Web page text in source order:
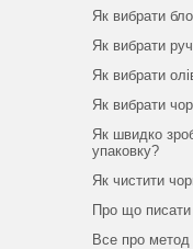
Як вибрати
Як вибрати
Як вибрати
Як вибрати
Як швидко
упаковку?
Як чистити
Про що писати
Все про метод